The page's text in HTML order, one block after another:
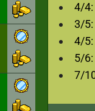
4/4:
3/5:
4/5:
5/6:
7/